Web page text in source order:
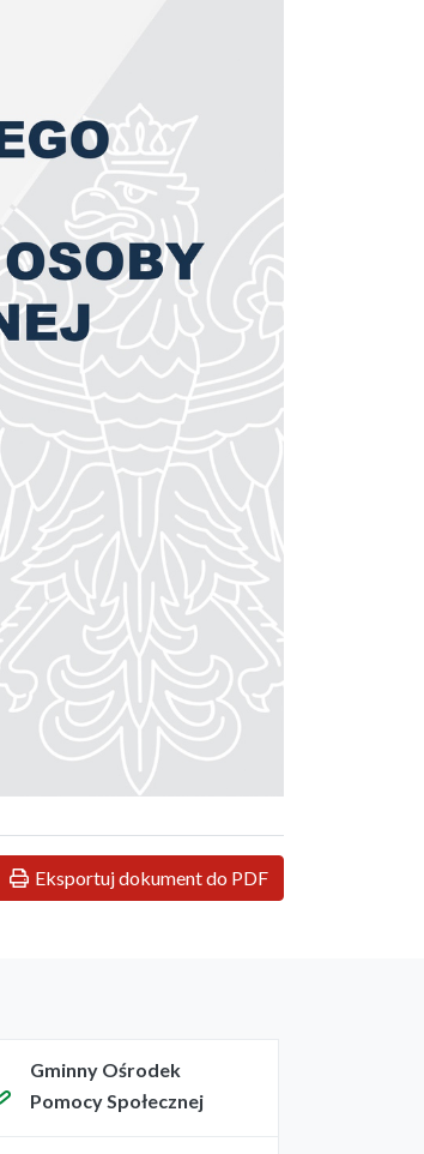
Eksportuj dokument do PDF
Gminny Ośrodek
Pomocy Społecznej